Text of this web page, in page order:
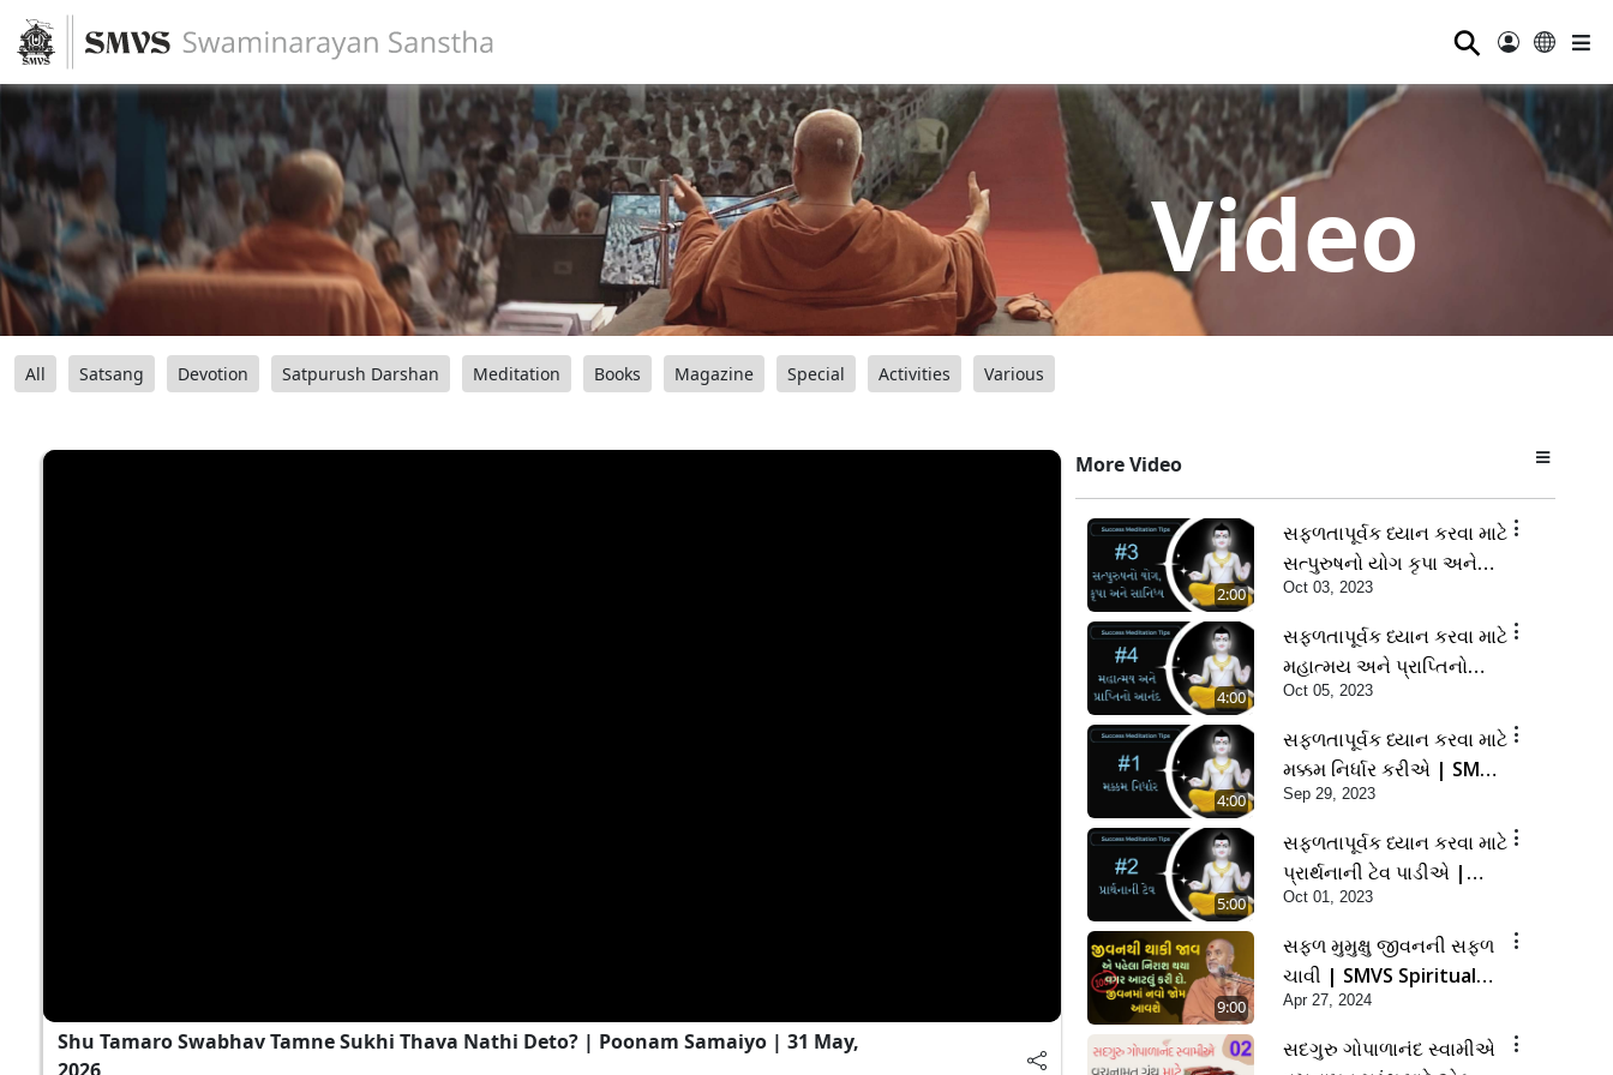
⚲
Video
All Satsang Devotion Satpurush Darshan Meditation Books Magazine Special Activities Various
Shu Tamaro Swabhav Tamne Sukhi Thava Nathi Deto? | Poonam Samaiyo | 31 May,
More Video
2:00
સફળતાપૂર્વક ધ્યાન કરવા માટે
સત્પુરુષનો યોગ કૃપા અને
સાનિધ્ય ફરજિયાત | SMVS
Spiritual journey
Oct 03, 2023
4:00
સફળતાપૂર્વક ધ્યાન કરવા માટે
મહાત્મય અને પ્રાપ્તિનો
આનંદ | SMVS Spiritual
Oct 05, 2023
4:00
સફળતાપૂર્વક ધ્યાન કરવા માટે
મક્કમ નિર્ધાર કરીએ | SMVS
Spiritual journey
Sep 29, 2023
5:00
સફળતાપૂર્વક ધ્યાન કરવા માટે
પ્રાર્થનાની ટેવ પાડીએ |
SMVS Spiritual journey
Oct 01, 2023
9:00
સફળ મુમુક્ષુ જીવનની સફળ
ચાવી | SMVS Spiritual
Journey
Apr 27, 2024
સદગુરુ ગોપાળાનંદ સ્વામીએ